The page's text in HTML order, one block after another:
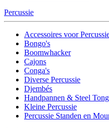
Percussie
Accessoires voor
Bongo's
Boomwhacker
Cajons
Conga's
Diverse Percussie
Djembés
Handpannen & Steel
Kleine Percussie
Percussie Standen en